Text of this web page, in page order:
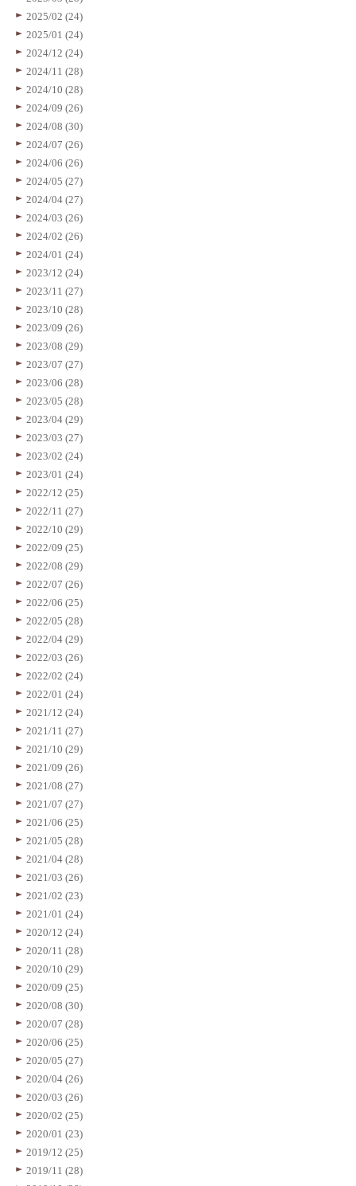
2025/02 (24)
2025/01 (24)
2024/12 (24)
2024/11 (28)
2024/10 (28)
2024/09 (26)
2024/08 (30)
2024/07 (26)
2024/06 (26)
2024/05 (27)
2024/04 (27)
2024/03 (26)
2024/02 (26)
2024/01 (24)
2023/12 (24)
2023/11 (27)
2023/10 (28)
2023/09 (26)
2023/08 (29)
2023/07 (27)
2023/06 (28)
2023/05 (28)
2023/04 (29)
2023/03 (27)
2023/02 (24)
2023/01 (24)
2022/12 (25)
2022/11 (27)
2022/10 (29)
2022/09 (25)
2022/08 (29)
2022/07 (26)
2022/06 (25)
2022/05 (28)
2022/04 (29)
2022/03 (26)
2022/02 (24)
2022/01 (24)
2021/12 (24)
2021/11 (27)
2021/10 (29)
2021/09 (26)
2021/08 (27)
2021/07 (27)
2021/06 (25)
2021/05 (28)
2021/04 (28)
2021/03 (26)
2021/02 (23)
2021/01 (24)
2020/12 (24)
2020/11 (28)
2020/10 (29)
2020/09 (25)
2020/08 (30)
2020/07 (28)
2020/06 (25)
2020/05 (27)
2020/04 (26)
2020/03 (26)
2020/02 (25)
2020/01 (23)
2019/12 (25)
2019/11 (28)